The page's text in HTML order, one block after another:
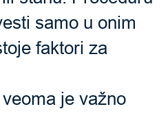
samo u onim
faktori za
je važno